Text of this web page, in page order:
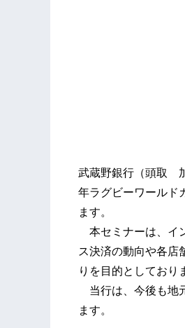
武蔵野銀行（頭取
年ラグビーワールド
ます。
本セミナーは、イ
ス決済の動向や各店
りを目的としており
当行は、今後も地
ます。